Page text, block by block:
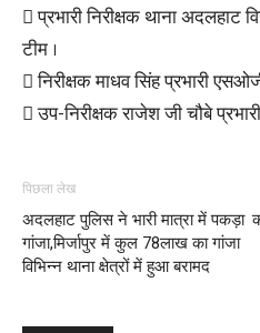
 प्रभारी निरीक्षक थाना अदलहाट
टीम ।
 निरीक्षक माधव सिंह प्रभारी
 उप-निरीक्षक राजेश जी चौबे
पिछला लेख
अदलहाट पुलिस ने भारी मात्रा में पकड़ा
गांजा,मिर्जापुर में कुल 78लाख का गांजा
विभिन्न थाना क्षेत्रों में हुआ बरामद